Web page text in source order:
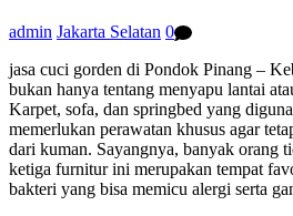
admin Jakarta Selatan 0
jasa cuci gorden di Pondok Pinang –
bukan hanya tentang menyapu lantai
Karpet, sofa, dan springbed yang
memerlukan perawatan khusus agar
dari kuman. Sayangnya, banyak orang
ketiga furnitur ini merupakan tempat
bakteri yang bisa memicu alergi serta